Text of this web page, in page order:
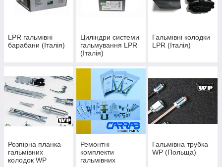
LPR гальмівні
барабани (Італія)
Циліндри системи
гальмування LPR
(Італія)
Гальмівні колодки
LPR (Італія)
Розпірна планка
гальмівних
колодок WP
Ремонтні
комплекти
гальмівних
Гальмівна трубка
WP (Польща)